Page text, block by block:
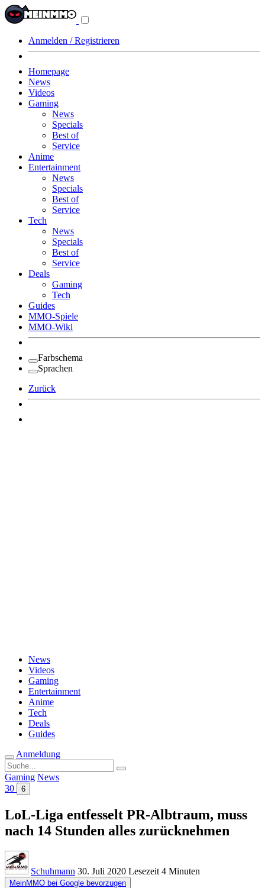
Anmelden / Registrieren
Homepage
News
Videos
Gaming
News
Specials
Best of
Service
Anime
Entertainment
News
Specials
Best of
Service
Tech
News
Specials
Best of
Service
Deals
Gaming
Tech
Guides
MMO-Spiele
MMO-Wiki
Farbschema
Sprachen
Zurück
News
Videos
Gaming
Entertainment
Anime
Tech
Deals
Guides
Anmeldung
Suche
nach:
Gaming News
30
6
LoL-Liga entfesselt PR-Albtraum, muss
nach 14 Stunden alles zurücknehmen
Schuhmann 30. Juli 2020 Lesezeit 4 Minuten
MeinMMO bei Google bevorzugen